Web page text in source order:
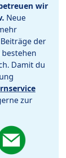
wir
Neue
der
Damit du
zur